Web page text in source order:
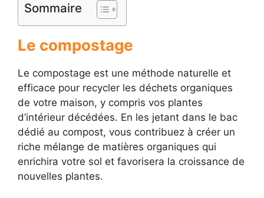
Sommaire
Le compostage
Le compostage est une méthode naturelle et
efficace pour recycler les déchets organiques
de votre maison, y compris vos plantes
d’intérieur décédées. En les jetant dans le bac
dédié au compost, vous contribuez à créer un
riche mélange de matières organiques qui
enrichira votre sol et favorisera la croissance de
nouvelles plantes.